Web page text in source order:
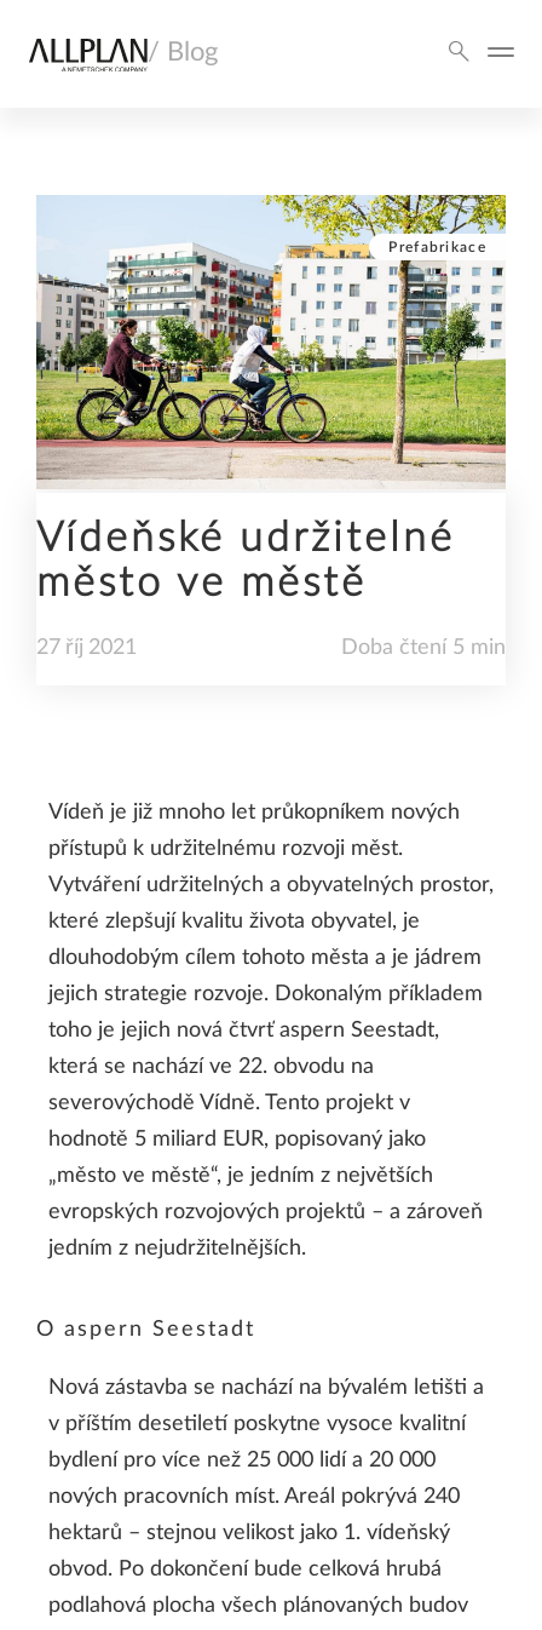
/ Blog
Prefabrikace
Vídeňské udržitelné
město ve městě
27 říj 2021 Doba čtení 5 min
Vídeň je již mnoho let průkopníkem nových
přístupů k udržitelnému rozvoji měst.
Vytváření udržitelných a obyvatelných prostor,
které zlepšují kvalitu života obyvatel, je
dlouhodobým cílem tohoto města a je jádrem
jejich strategie rozvoje. Dokonalým příkladem
toho je jejich nová čtvrť aspern Seestadt,
která se nachází ve 22. obvodu na
severovýchodě Vídně. Tento projekt v
hodnotě 5 miliard EUR, popisovaný jako
„město ve městě“, je jedním z největších
evropských rozvojových projektů – a zároveň
jedním z nejudržitelnějších.
O aspern Seestadt
Nová zástavba se nachází na bývalém letišti a
v příštím desetiletí poskytne vysoce kvalitní
bydlení pro více než 25 000 lidí a 20 000
nových pracovních míst. Areál pokrývá 240
hektarů – stejnou velikost jako 1. vídeňský
obvod. Po dokončení bude celková hrubá
podlahová plocha všech plánovaných budov